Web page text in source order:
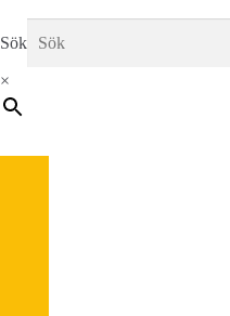
Sök
×